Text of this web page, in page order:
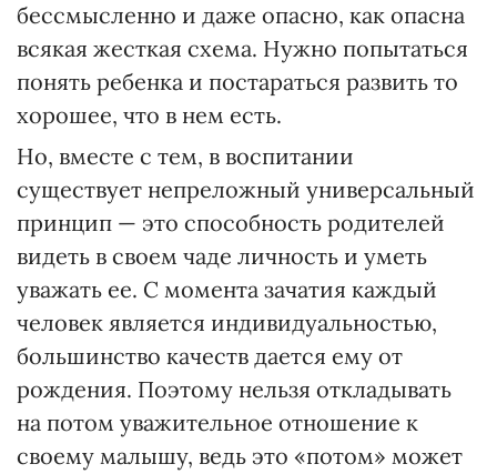
бессмысленно и даже опасно, как опасна
всякая жесткая схема. Нужно попытаться
понять ребенка и постараться развить то
хорошее, что в нем есть.
Но, вместе с тем, в воспитании
существует непреложный универсальный
принцип — это способность родителей
видеть в своем чаде личность и уметь
уважать ее. С момента зачатия каждый
человек является индивидуальностью,
большинство качеств дается ему от
рождения. Поэтому нельзя откладывать
на потом уважительное отношение к
своему малышу, ведь это «потом» может